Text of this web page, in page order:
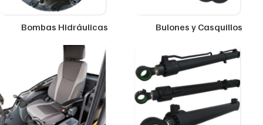
Bombas Hidráulicas Bulones y Casquillos